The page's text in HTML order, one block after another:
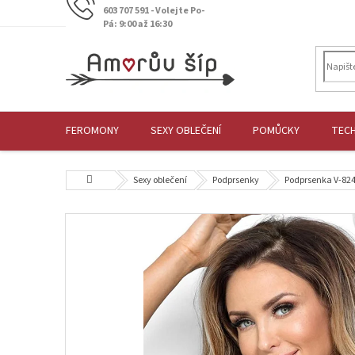
603 707 591 - Volejte Po-
Pá: 9:00 až 16:30
FEROMONY SEXY OBLEČENÍ POMŮCKY
Domů Sexy oblečení Podprsenky Podprsenka V-